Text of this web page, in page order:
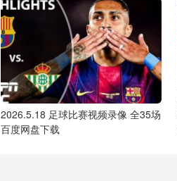
2026.5.18 足球比赛视频录像 全35场
百度网盘下载